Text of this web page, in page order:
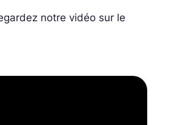
notre vidéo sur le